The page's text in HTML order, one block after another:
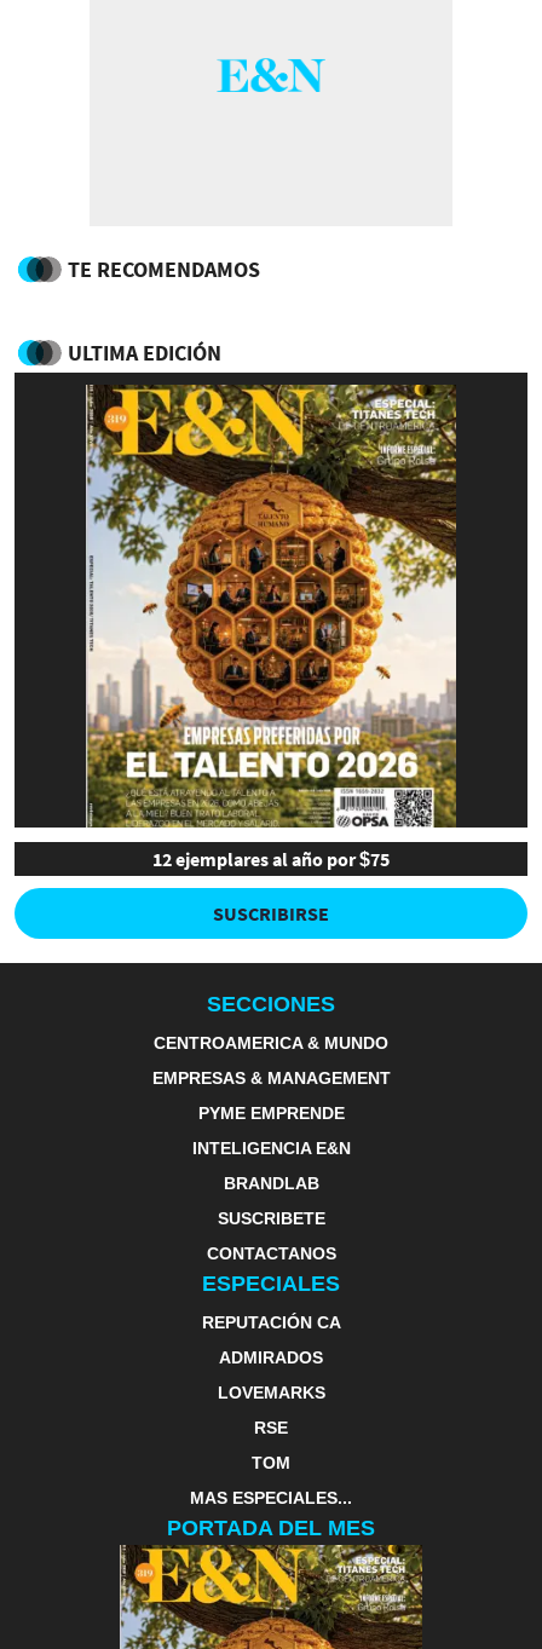
TE RECOMENDAMOS
ULTIMA EDICIÓN
12 ejemplares al año por $75
SUSCRIBIRSE
SECCIONES
CENTROAMERICA & MUNDO
EMPRESAS & MANAGEMENT
PYME EMPRENDE
INTELIGENCIA E&N
BRANDLAB
SUSCRIBETE
CONTACTANOS
ESPECIALES
REPUTACIÓN CA
ADMIRADOS
LOVEMARKS
RSE
TOM
MAS ESPECIALES...
PORTADA DEL MES